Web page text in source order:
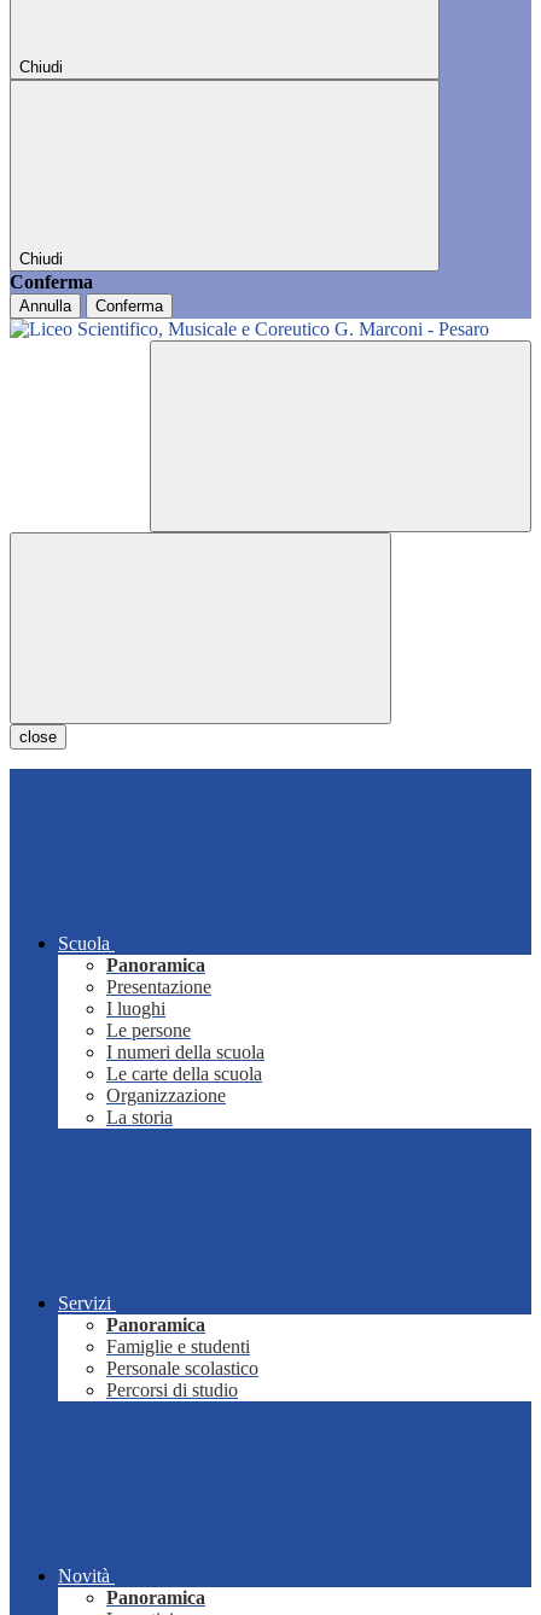
Chiudi
Chiudi
Conferma
Annulla Conferma
close
Scuola
Panoramica
Presentazione
I luoghi
Le persone
I numeri della scuola
Le carte della scuola
Organizzazione
La storia
Servizi
Panoramica
Famiglie e studenti
Personale scolastico
Percorsi di studio
Novità
Panoramica